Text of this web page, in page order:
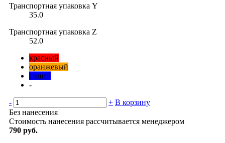
Транспортная упаковка Y
35.0
Транспортная упаковка Z
52.0
красный
оранжевый
синий
-
- + В корзину
Без нанесения
Стоимость нанесения рассчитывается менеджером
790 руб.